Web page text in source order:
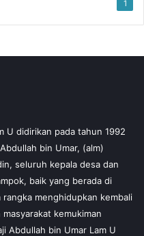
1
U didirikan pada tahun 1992
bin Umar, (alm)
seluruh kepala desa dan
baik yang berada di
menghidupkan kembali
kemukiman
Abdullah bin Umar Lam U